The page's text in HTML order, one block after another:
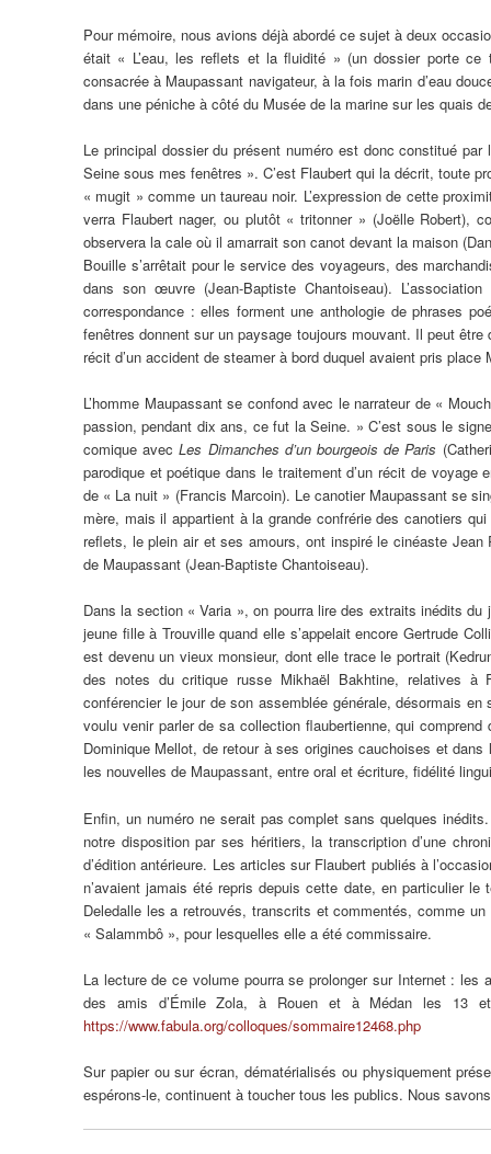
Pour mémoire, nous avions déjà abordé ce sujet à deux
était « L’eau, les reflets et la fluidité » (un dossier porte
consacrée à Maupassant navigateur, à la fois marin d’eau
dans une péniche à côté du Musée de la marine sur les quais
Le principal dossier du présent numéro est donc constitué
Seine sous mes fenêtres ». C’est Flaubert qui la décrit, toute
« mugit » comme un taureau noir. L’expression de cette
verra Flaubert nager, ou plutôt « tritonner » (Joëlle Robert),
observera la cale où il amarrait son canot devant la maison
Bouille s’arrêtait pour le service des voyageurs, des
dans son œuvre (Jean-Baptiste Chantoiseau).
correspondance : elles forment une anthologie de phrases
fenêtres donnent sur un paysage toujours mouvant. Il peut
récit d’un accident de steamer à bord duquel avaient pris
L’homme Maupassant se confond avec le narrateur de «
passion, pendant dix ans, ce fut la Seine. » C’est sous le
comique avecLes Dimanches d’un bourgeois de Paris
parodique et poétique dans le traitement d’un récit de
de « La nuit » (Francis Marcoin). Le canotier Maupassant se
mère, mais il appartient à la grande confrérie des canotiers
reflets, le plein air et ses amours, ont inspiré le cinéaste Jean
de Maupassant (Jean-Baptiste Chantoiseau).
Dans la section « Varia », on pourra lire des extraits inédits
jeune fille à Trouville quand elle s’appelait encore Gertrude
est devenu un vieux monsieur, dont elle trace le portrait
des notes du critique russe Mikhaël Bakhtine, relatives à
conférencier le jour de son assemblée générale, désormais
voulu venir parler de sa collection flaubertienne, qui
Dominique Mellot, de retour à ses origines cauchoises et
les nouvelles de Maupassant, entre oral et écriture, fidélité
Enfin, un numéro ne serait pas complet sans quelques
notre disposition par ses héritiers, la transcription d’une
d’édition antérieure. Les articles sur Flaubert publiés à
n’avaient jamais été repris depuis cette date, en particulier
Deledalle les a retrouvés, transcrits et commentés, comme
« Salammbô », pour lesquelles elle a été commissaire.
La lecture de ce volume pourra se prolonger sur Internet : les
des amis d’Émile Zola, à Rouen et à Médan les 13
https://www.fabula.org/colloques/sommaire12468.php
Sur papier ou sur écran, dématérialisés ou physiquement
espérons-le, continuent à toucher tous les publics. Nous